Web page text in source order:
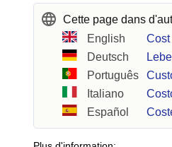
Cette page dans
English
Deutsch
Português
Italiano
Español